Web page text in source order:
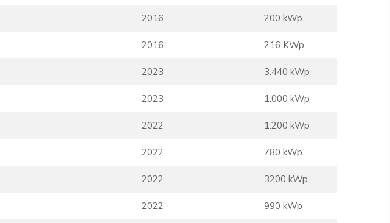
2016 200 kWp
2016 216 KWp
2023 3.440 kWp
2023 1.000 kWp
2022 1.200 kWp
2022 780 kWp
2022 3200 kWp
2022 990 kWp